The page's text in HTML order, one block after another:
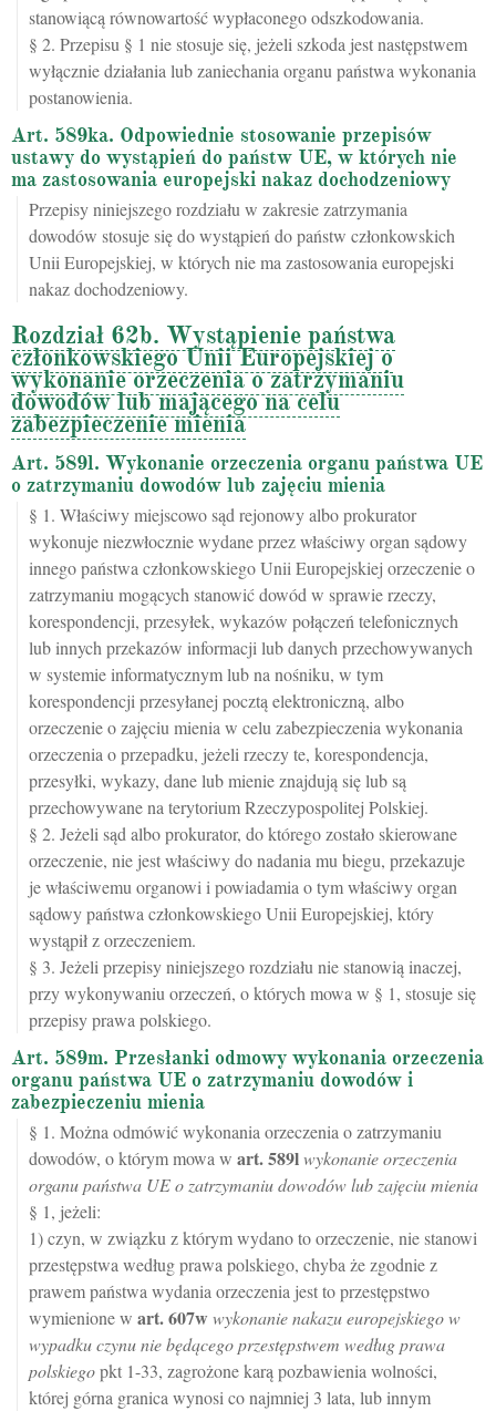
stanowiącą równowartość wypłaconego odszkodowania.
§ 2. Przepisu § 1 nie stosuje się, jeżeli szkoda jest następstwem
wyłącznie działania lub zaniechania organu państwa wykonania
postanowienia.
Art. 589ka. Odpowiednie stosowanie przepisów
ustawy do wystąpień do państw UE, w których nie
ma zastosowania europejski nakaz dochodzeniowy
Przepisy niniejszego rozdziału w zakresie zatrzymania
dowodów stosuje się do wystąpień do państw członkowskich
Unii Europejskiej, w których nie ma zastosowania europejski
nakaz dochodzeniowy.
Rozdział 62b. Wystąpienie państwa
członkowskiego Unii Europejskiej o
wykonanie orzeczenia o zatrzymaniu
dowodów lub mającego na celu
zabezpieczenie mienia
Art. 589l. Wykonanie orzeczenia organu państwa UE
o zatrzymaniu dowodów lub zajęciu mienia
§ 1. Właściwy miejscowo sąd rejonowy albo prokurator
wykonuje niezwłocznie wydane przez właściwy organ sądowy
innego państwa członkowskiego Unii Europejskiej orzeczenie o
zatrzymaniu mogących stanowić dowód w sprawie rzeczy,
korespondencji, przesyłek, wykazów połączeń telefonicznych
lub innych przekazów informacji lub danych przechowywanych
w systemie informatycznym lub na nośniku, w tym
korespondencji przesyłanej pocztą elektroniczną, albo
orzeczenie o zajęciu mienia w celu zabezpieczenia wykonania
orzeczenia o przepadku, jeżeli rzeczy te, korespondencja,
przesyłki, wykazy, dane lub mienie znajdują się lub są
przechowywane na terytorium Rzeczypospolitej Polskiej.
§ 2. Jeżeli sąd albo prokurator, do którego zostało skierowane
orzeczenie, nie jest właściwy do nadania mu biegu, przekazuje
je właściwemu organowi i powiadamia o tym właściwy organ
sądowy państwa członkowskiego Unii Europejskiej, który
wystąpił z orzeczeniem.
§ 3. Jeżeli przepisy niniejszego rozdziału nie stanowią inaczej,
przy wykonywaniu orzeczeń, o których mowa w § 1, stosuje się
przepisy prawa polskiego.
Art. 589m. Przesłanki odmowy wykonania orzeczenia
organu państwa UE o zatrzymaniu dowodów i
zabezpieczeniu mienia
§ 1. Można odmówić wykonania orzeczenia o zatrzymaniu
dowodów, o którym mowa w art.589lwykonanie orzeczenia
organu państwa UE o zatrzymaniu dowodów lub zajęciu mienia
§ 1, jeżeli:
1) czyn, w związku z którym wydano to orzeczenie, nie stanowi
przestępstwa według prawa polskiego, chyba że zgodnie z
prawem państwa wydania orzeczenia jest to przestępstwo
wymienione w art.607w wykonanie nakazu europejskiego w
wypadku czynu nie będącego przestępstwem według prawa
polskiegopkt 1-33, zagrożone karą pozbawienia wolności,
której górna granica wynosi co najmniej 3 lata, lub innym